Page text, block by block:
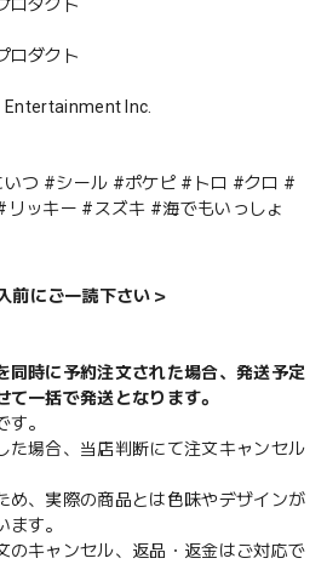
ロダクト
ロダクト
Inc.
つ #シール #ポケピ #トロ #クロ #
ッキー #スズキ #海でもいっしょ
前にご一読下さい＞
同時に予約注文された場合、発送予定
一括で発送となります。
。
た場合、当店判断にて注文キャンセル
め、実際の商品とは色味やデザインが
す。
のキャンセル、返品・返金はご対応で